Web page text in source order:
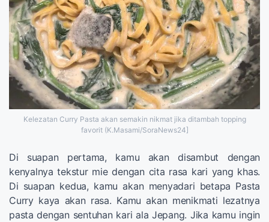
Kelezatan Curry Pasta akan semakin nikmat jika ditambah topping
favorit (K.Masami/SoraNews24]
Di suapan pertama, kamu akan disambut dengan
kenyalnya tekstur mie dengan cita rasa kari yang khas.
Di suapan kedua, kamu akan menyadari betapa Pasta
Curry kaya akan rasa. Kamu akan menikmati lezatnya
pasta dengan sentuhan kari ala Jepang. Jika kamu ingin